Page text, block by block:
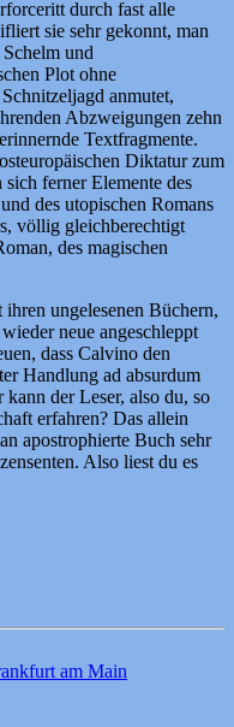
durch fast alle
sie sehr gekonnt, man
und
Plot ohne
anmutet,
Abzweigungen zehn
Textfragmente.
Diktatur zum
ferner Elemente des
des utopischen Romans
völlig gleichberechtigt
des magischen
ungelesenen Büchern,
neue angeschleppt
dass Calvino den
Handlung ad absurdum
der Leser, also du, so
erfahren? Das allein
apostrophierte Buch sehr
Also liest du es
am Main